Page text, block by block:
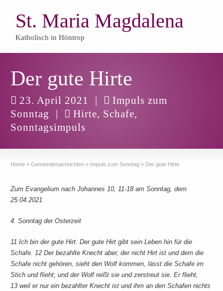
St. Maria Magdalena
Katholisch in Höntrop
Der gute Hirte
23. April 2021 |
Impuls zum
Sonntag
| Hirte, Schafe,
Sonntagsimpuls
Home » Gemeindenachrichten » Impuls zum Sonntag » Der gute Hirte
Zum Evangelium nach Johannes 10, 11-18 am Sonntag, dem
25.04.2021
4. Sonntag der Osterzeit
11 Ich bin der gute Hirt. Der gute Hirt gibt sein Leben hin für die
Schafe. 12 Der bezahlte Knecht aber, der nicht Hirt ist und dem die
Schafe nicht gehören, sieht den Wolf kommen, lässt die Schafe im
Stich und flieht; und der Wolf reißt sie und zerstreut sie. Er flieht,
13 weil er nur ein bezahlter Knecht ist und ihm an den Schafen nichts